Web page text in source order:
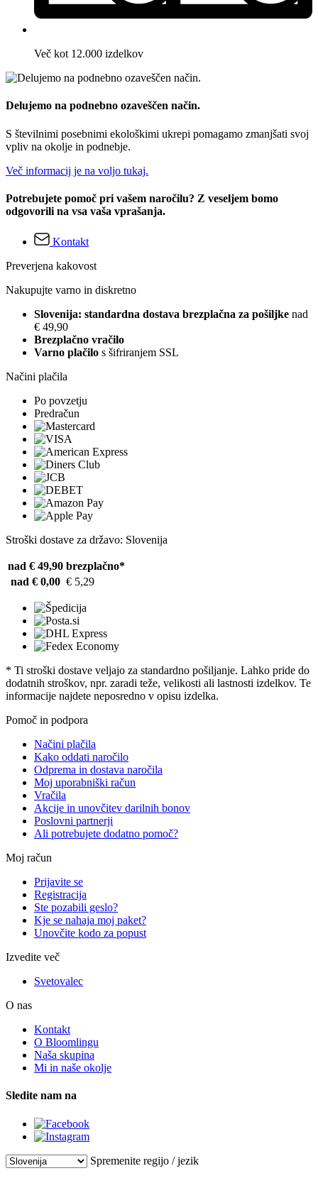
Več kot 12.000 izdelkov
Delujemo na podnebno ozaveščen način.
S številnimi posebnimi ekološkimi ukrepi pomagamo zmanjšati svoj
vpliv na okolje in podnebje.
Več informacij je na voljo tukaj.
Potrebujete pomoč pri vašem naročilu? Z veseljem bomo
odgovorili na vsa vaša vprašanja.
Kontakt
Preverjena kakovost
Nakupujte varno in diskretno
Slovenija: standardna dostava brezplačna za pošiljke nad
€ 49,90
Brezplačno vračilo
Varno plačilo s šifriranjem SSL
Načini plačila
Po povzetju
Predračun
Stroški dostave za državo: Slovenija
nad € 49,90 brezplačno*
nad € 0,00 € 5,29
* Ti stroški dostave veljajo za standardno pošiljanje. Lahko pride do
dodatnih stroškov, npr. zaradi teže, velikosti ali lastnosti izdelkov. Te
informacije najdete neposredno v opisu izdelka.
Pomoč in podpora
Načini plačila
Kako oddati naročilo
Odprema in dostava naročila
Moj uporabniški račun
Vračila
Akcije in unovčitev darilnih bonov
Poslovni partnerji
Ali potrebujete dodatno pomoč?
Moj račun
Prijavite se
Registracija
Ste pozabili geslo?
Kje se nahaja moj paket?
Unovčite kodo za popust
Izvedite več
Svetovalec
O nas
Kontakt
O Bloomlingu
Naša skupina
Mi in naše okolje
Sledite nam na
Spremenite regijo / jezik